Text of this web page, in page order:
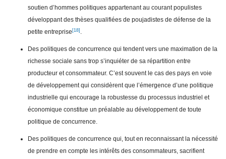
soutien d’hommes politiques appartenant au courant populistes
développant des thèses qualifiées de poujadistes de défense de la
petite entreprise [18] .
Des politiques de concurrence qui tendent vers une maximation de la
richesse sociale sans trop s’inquiéter de sa répartition entre
producteur et consommateur. C’est souvent le cas des pays en voie
de développement qui considèrent que l’émergence d’une politique
industrielle qui encourage la robustesse du processus industriel et
économique constitue un préalable au développement de toute
politique de concurrence.
Des politiques de concurrence qui, tout en reconnaissant la nécessité
de prendre en compte les intérêts des consommateurs, sacrifient